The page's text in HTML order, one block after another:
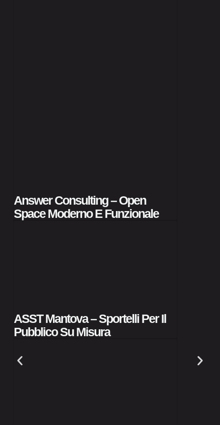
Answer Consulting – Open
Space Moderno E Funzionale
ASST Mantova – Sportelli Per Il
Pubblico Su Misura